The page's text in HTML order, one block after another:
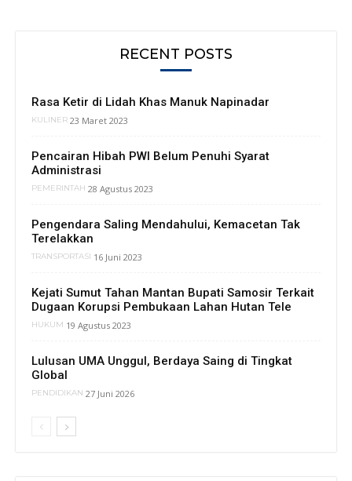
RECENT POSTS
Rasa Ketir di Lidah Khas Manuk Napinadar
KULINER 23 Maret 2023
Pencairan Hibah PWI Belum Penuhi Syarat
Administrasi
PEMERINTAH 28 Agustus 2023
Pengendara Saling Mendahului, Kemacetan Tak
Terelakkan
TRANSPORTASI 16 Juni 2023
Kejati Sumut Tahan Mantan Bupati Samosir Terkait
Dugaan Korupsi Pembukaan Lahan Hutan Tele
HUKUM 19 Agustus 2023
Lulusan UMA Unggul, Berdaya Saing di Tingkat
Global
PENDIDIKAN 27 Juni 2026